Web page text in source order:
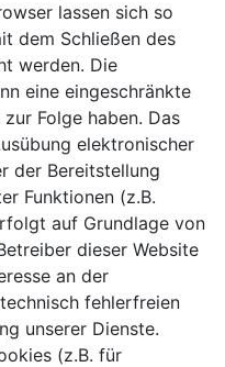
lassen sich so
dem Schließen des
werden. Die
eine eingeschränkte
Folge haben. Das
elektronischer
der Bereitstellung
Funktionen (z.B.
auf Grundlage von
dieser Website
an der
fehlerfreien
unserer Dienste.
(z.B. für